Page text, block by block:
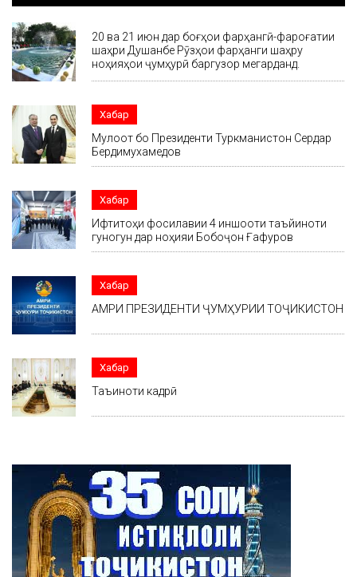
20 ва 21 июн дар боғҳои фарҳангӣ-фароғатии
шаҳри Душанбе Рӯзҳои фарҳанги шаҳру
ноҳияҳои ҷумҳурӣ баргузор мегарданд.
Хабар
Мулоқот бо Президенти Туркманистон Сердар
Бердимухамедов
Хабар
Ифтитоҳи фосилавии 4 иншооти таъйиноти
гуногун дар ноҳияи Бобоҷон Ғафуров
Хабар
АМРИ ПРЕЗИДЕНТИ ҶУМҲУРИИ ТОҶИКИСТОН
Хабар
Таъиноти кадрӣ